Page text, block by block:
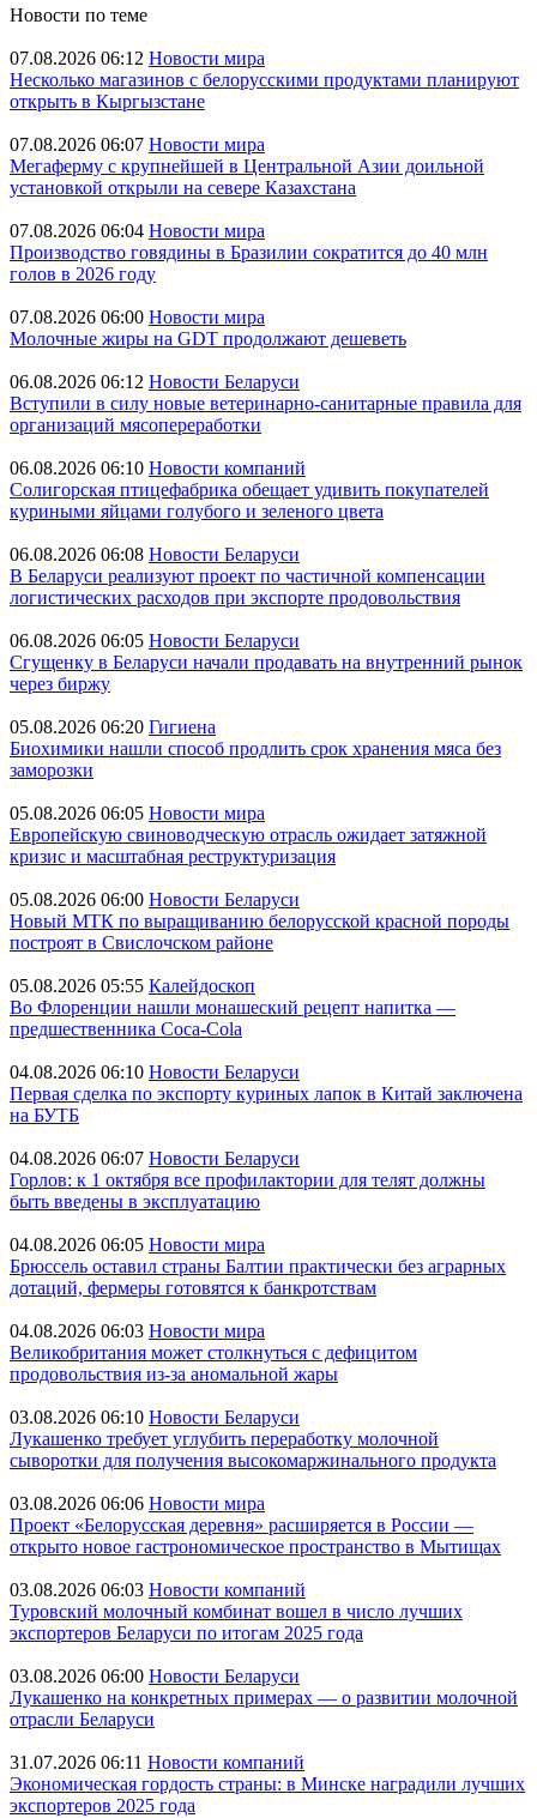
Новости по теме
07.08.2026 06:12 Новости мира
Несколько магазинов с белорусскими продуктами планируют
открыть в Кыргызстане
07.08.2026 06:07 Новости мира
Мегаферму с крупнейшей в Центральной Азии доильной
установкой открыли на севере Казахстана
07.08.2026 06:04 Новости мира
Производство говядины в Бразилии сократится до 40 млн
голов в 2026 году
07.08.2026 06:00 Новости мира
Молочные жиры на GDT продолжают дешеветь
06.08.2026 06:12 Новости Беларуси
Вступили в силу новые ветеринарно-санитарные правила для
организаций мясопереработки
06.08.2026 06:10 Новости компаний
Солигорская птицефабрика обещает удивить покупателей
куриными яйцами голубого и зеленого цвета
06.08.2026 06:08 Новости Беларуси
В Беларуси реализуют проект по частичной компенсации
логистических расходов при экспорте продовольствия
06.08.2026 06:05 Новости Беларуси
Сгущенку в Беларуси начали продавать на внутренний рынок
через биржу
05.08.2026 06:20 Гигиена
Биохимики нашли способ продлить срок хранения мяса без
заморозки
05.08.2026 06:05 Новости мира
Европейскую свиноводческую отрасль ожидает затяжной
кризис и масштабная реструктуризация
05.08.2026 06:00 Новости Беларуси
Новый МТК по выращиванию белорусской красной породы
построят в Свислочском районе
05.08.2026 05:55 Калейдоскоп
Во Флоренции нашли монашеский рецепт напитка —
предшественника Coca-Cola
04.08.2026 06:10 Новости Беларуси
Первая сделка по экспорту куриных лапок в Китай заключена
на БУТБ
04.08.2026 06:07 Новости Беларуси
Горлов: к 1 октября все профилактории для телят должны
быть введены в эксплуатацию
04.08.2026 06:05 Новости мира
Брюссель оставил страны Балтии практически без аграрных
дотаций, фермеры готовятся к банкротствам
04.08.2026 06:03 Новости мира
Великобритания может столкнуться с дефицитом
продовольствия из-за аномальной жары
03.08.2026 06:10 Новости Беларуси
Лукашенко требует углубить переработку молочной
сыворотки для получения высокомаржинального продукта
03.08.2026 06:06 Новости мира
Проект «Белорусская деревня» расширяется в России —
открыто новое гастрономическое пространство в Мытищах
03.08.2026 06:03 Новости компаний
Туровский молочный комбинат вошел в число лучших
экспортеров Беларуси по итогам 2025 года
03.08.2026 06:00 Новости Беларуси
Лукашенко на конкретных примерах — о развитии молочной
отрасли Беларуси
31.07.2026 06:11 Новости компаний
Экономическая гордость страны: в Минске наградили лучших
экспортеров 2025 года